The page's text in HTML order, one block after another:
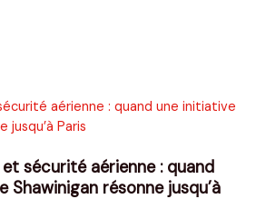
sécurité aérienne : quand
Shawinigan résonne jusqu’à